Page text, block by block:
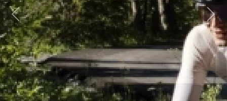
Previous Next